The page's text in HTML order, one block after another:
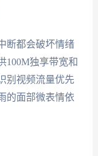
断都会破坏情绪
100M独享带宽和
别视频流量优先
的面部微表情依